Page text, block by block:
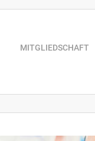
MITGLIEDSCHAFT